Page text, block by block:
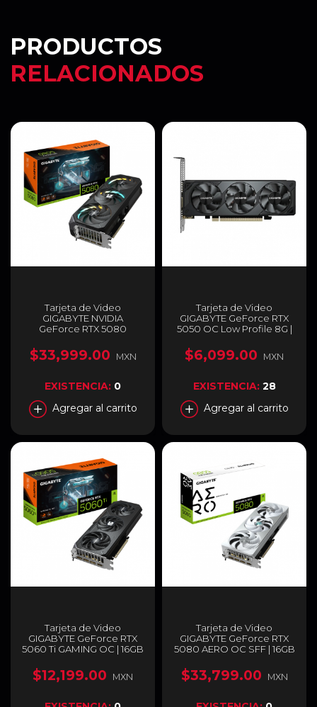
PRODUCTOS
RELACIONADOS
Tarjeta de Video
GIGABYTE NVIDIA
GeForce RTX 5080
GDDR7 | 256 bit | PCI-E 5.0 |
DisplayPort 2.1b x 3 / HDMI
N5080GAMING OC-16GD
$33,999.00 MXN
EXISTENCIA: 0
Agregar al carrito
Tarjeta de Video
GIGABYTE GeForce RTX
5050 OC Low Profile 8G |
5.0 | 128 Bits | GV-
N5050OC-8GL
$6,099.00 MXN
EXISTENCIA: 28
Agregar al carrito
Tarjeta de Video
GIGABYTE GeForce RTX
5060 Ti GAMING OC | 16GB
DisplayPort / HDMI | GV-
N506TGAMING OC-16G
$12,199.00 MXN
Tarjeta de Video
GIGABYTE GeForce RTX
5080 AERO OC SFF | 16GB
GV-N5080AERO OC-16GD
$33,799.00 MXN